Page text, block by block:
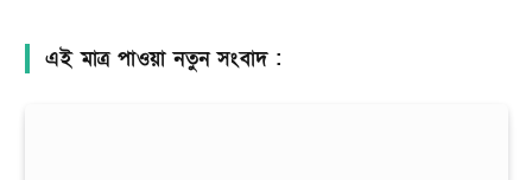
এই মাত্র পাওয়া নতুন সংবাদ :